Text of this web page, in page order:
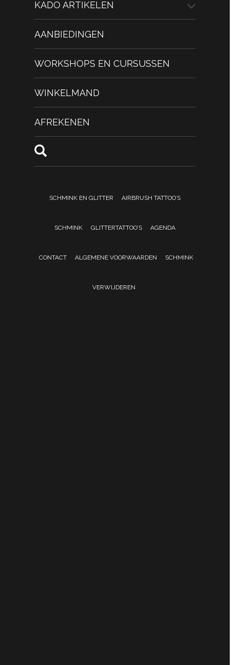
KADO ARTIKELEN
AANBIEDINGEN
WORKSHOPS EN CURSUSSEN
WINKELMAND
AFREKENEN
SCHMINK EN GLITTER AIRBRUSH TATTOO’S
SCHMINK GLITTERTATTOO’S AGENDA
CONTACT ALGEMENE VOORWAARDEN SCHMINK
VERWIJDEREN